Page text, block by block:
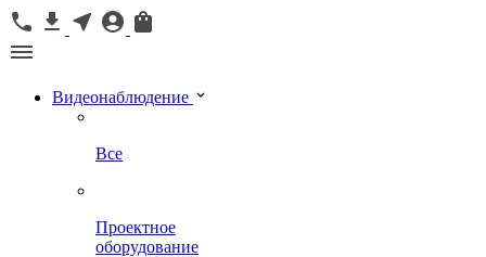
Видеонаблюдение
Все
Проектное
оборудование